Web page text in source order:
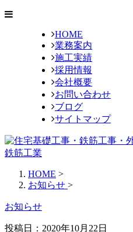
HOME
業務案内
施工実績
採用情報
会社概要
お問い合わせ
ブログ
サイトマップ
HOME >
お知らせ >
お知らせ
投稿日：2020年10月22日